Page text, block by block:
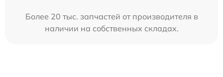
Более 20 тыс. запчастей от производителя в
наличии на собственных складах.